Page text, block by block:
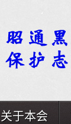
关于本会